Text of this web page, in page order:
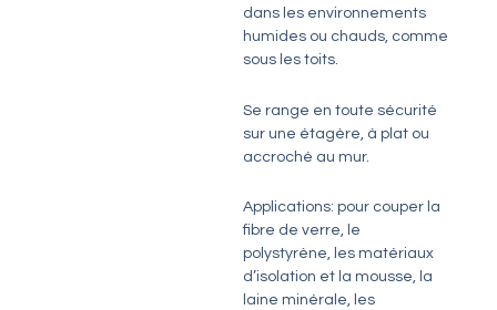
dans les environnements
humides ou chauds, comme
sous les toits.
Se range en toute sécurité
sur une étagère, à plat ou
accroché au mur.
Applications: pour couper la
fibre de verre, le
polystyrène, les matériaux
d’isolation et la mousse, la
laine minérale, les